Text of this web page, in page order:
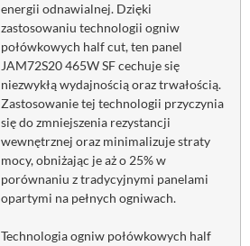
energii odnawialnej. Dzięki
zastosowaniu technologii ogniw
połówkowych half cut, ten panel
JAM72S20 465W SF cechuje się
niezwykłą wydajnością oraz trwałością.
Zastosowanie tej technologii przyczynia
się do zmniejszenia rezystancji
wewnętrznej oraz minimalizuje straty
mocy, obniżając je aż o 25% w
porównaniu z tradycyjnymi panelami
opartymi na pełnych ogniwach.
Technologia ogniw połówkowych half